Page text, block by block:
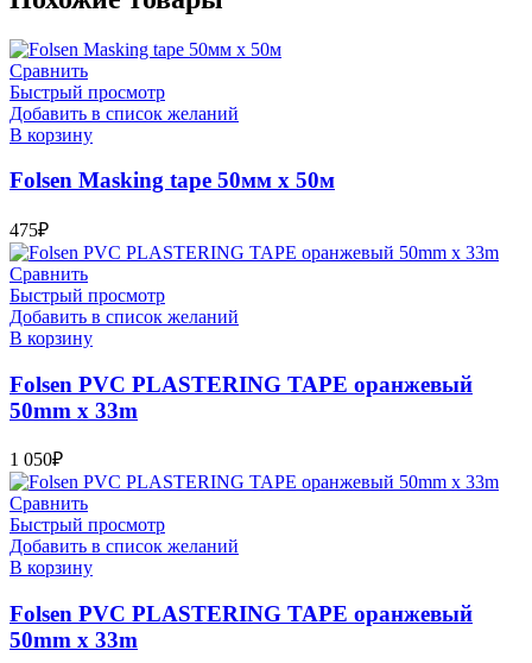
Сравнить
Быстрый просмотр
Добавить в список желаний
В корзину
Folsen Masking tape 50мм x 50м
475₽
Сравнить
Быстрый просмотр
Добавить в список желаний
В корзину
Folsen PVC PLASTERING TAPE оранжевый
50mm x 33m
1 050₽
Сравнить
Быстрый просмотр
Добавить в список желаний
В корзину
Folsen PVC PLASTERING TAPE оранжевый
50mm x 33m